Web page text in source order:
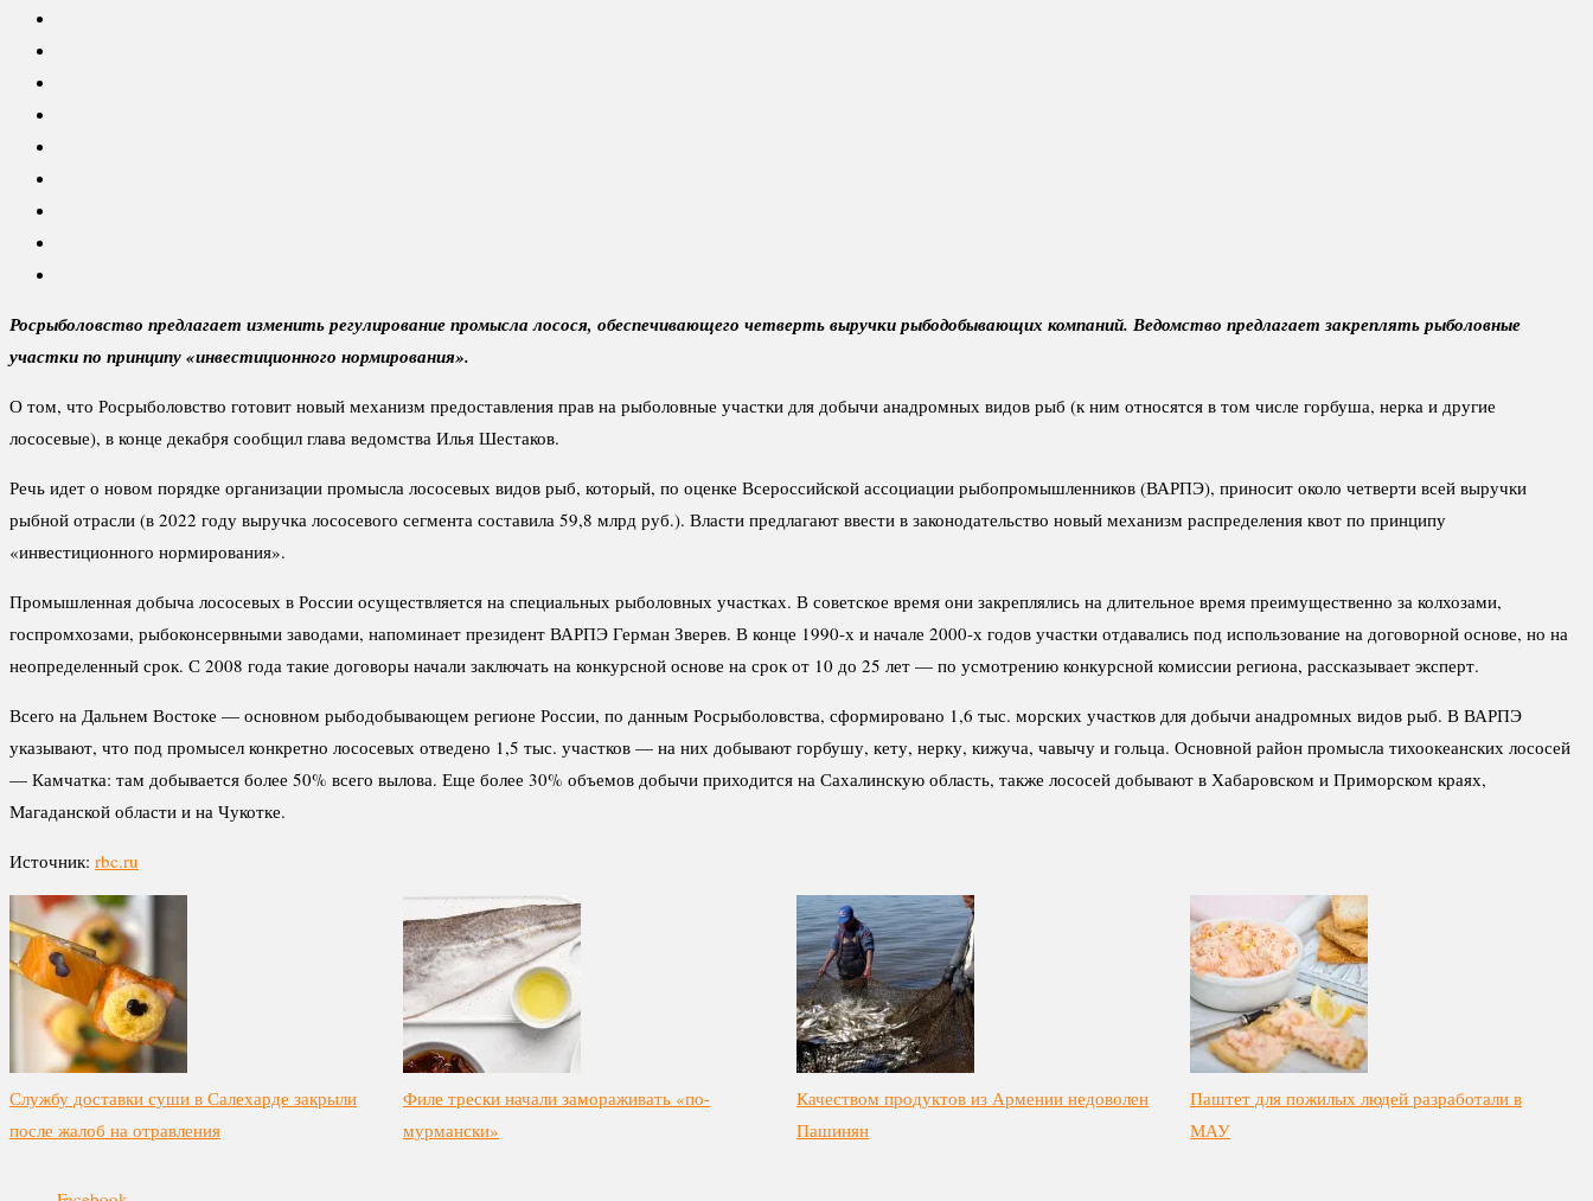
Росрыболовство предлагает изменить регулирование промысла лосося, обеспечивающего четверть выручки рыбодобывающих компаний. Ведомство предлагает закреплять рыболовные
участки по принципу «инвестиционного нормирования».
О том, что Росрыболовство готовит новый механизм предоставления прав на рыболовные участки для добычи анадромных видов рыб (к ним относятся в том числе горбуша, нерка и другие
лососевые), в конце декабря сообщил глава ведомства Илья Шестаков.
Речь идет о новом порядке организации промысла лососевых видов рыб, который, по оценке Всероссийской ассоциации рыбопромышленников (ВАРПЭ), приносит около четверти всей выручки
рыбной отрасли (в 2022 году выручка лососевого сегмента составила 59,8 млрд руб.). Власти предлагают ввести в законодательство новый механизм распределения квот по принципу
«инвестиционного нормирования».
Промышленная добыча лососевых в России осуществляется на специальных рыболовных участках. В советское время они закреплялись на длительное время преимущественно за колхозами,
госпромхозами, рыбоконсервными заводами, напоминает президент ВАРПЭ Герман Зверев. В конце 1990-х и начале 2000-х годов участки отдавались под использование на договорной основе, но на
неопределенный срок. С 2008 года такие договоры начали заключать на конкурсной основе на срок от 10 до 25 лет — по усмотрению конкурсной комиссии региона, рассказывает эксперт.
Всего на Дальнем Востоке — основном рыбодобывающем регионе России, по данным Росрыболовства, сформировано 1,6 тыс. морских участков для добычи анадромных видов рыб. В ВАРПЭ
указывают, что под промысел конкретно лососевых отведено 1,5 тыс. участков — на них добывают горбушу, кету, нерку, кижуча, чавычу и гольца. Основной район промысла тихоокеанских лососей
— Камчатка: там добывается более 50% всего вылова. Еще более 30% объемов добычи приходится на Сахалинскую область, также лососей добывают в Хабаровском и Приморском краях,
Магаданской области и на Чукотке.
Источник: rbc.ru
Службу доставки суши в Салехарде закрыли
после жалоб на отравления
Филе трески начали замораживать «по-
мурмански»
Качеством продуктов из Армении недоволен
Пашинян
Паштет для пожилых людей разработали в
МАУ